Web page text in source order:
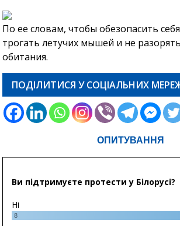
По ее словам, чтобы обезопасить
трогать летучих мышей и не
обитания.
ПОДІЛИТИСЯ У СОЦІАЛЬНИХ
ОПИТУВАННЯ
Ви підтримуєте протести у Білорусі?
Ні
8